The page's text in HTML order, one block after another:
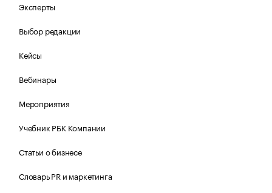
Эксперты
Выбор редакции
Кейсы
Вебинары
Мероприятия
Учебник РБК Компании
Статьи о бизнесе
Словарь PR и маркетинга